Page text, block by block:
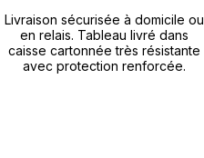
Livraison sécurisée à domicile ou
en relais. Tableau livré dans
caisse cartonnée très résistante
avec protection renforcée.